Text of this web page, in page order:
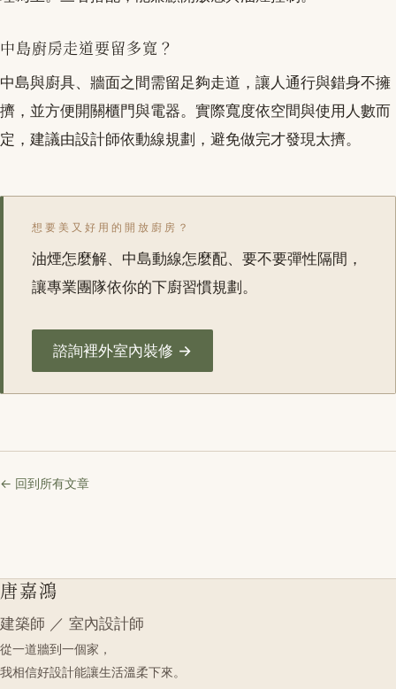
中島廚房走道要留多寬？
中島與廚具、牆面之間需留足夠走道，讓人通行與錯身不擁
擠，並方便開關櫃門與電器。實際寬度依空間與使用人數而
定，建議由設計師依動線規劃，避免做完才發現太擠。
想要美又好用的開放廚房？
油煙怎麼解、中島動線怎麼配、要不要彈性隔間，
讓專業團隊依你的下廚習慣規劃。
諮詢裡外室內裝修 →
← 回到所有文章
唐嘉鴻
建築師 ／ 室內設計師
從一道牆到一個家，
我相信好設計能讓生活溫柔下來。